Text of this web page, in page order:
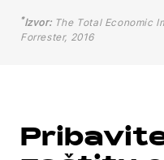
*Izvor:The Total Economic
Forrester, 2016